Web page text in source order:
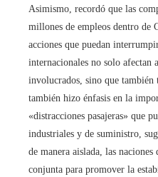
Asimismo, recordó que las
millones de empleos dentro de
acciones que puedan
internacionales no solo afectan
involucrados, sino que también
también hizo énfasis en la
«distracciones pasajeras» que
industriales y de suministro,
de manera aislada, las naciones
conjunta para promover la